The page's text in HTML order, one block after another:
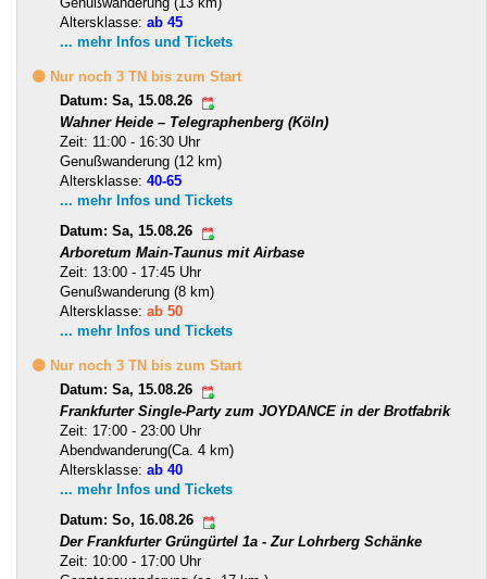
Altersklasse: ab 45
... mehr Infos und Tickets
🟡 Nur noch 3 TN bis zum Start
Datum: Sa, 15.08.26
Wahner Heide – Telegraphenberg (Köln)
Zeit: 11:00 - 16:30 Uhr
Genußwanderung (12 km)
Altersklasse: 40-65
... mehr Infos und Tickets
Datum: Sa, 15.08.26
Arboretum Main-Taunus mit Airbase
Zeit: 13:00 - 17:45 Uhr
Genußwanderung (8 km)
Altersklasse: ab 50
... mehr Infos und Tickets
🟡 Nur noch 3 TN bis zum Start
Datum: Sa, 15.08.26
Frankfurter Single-Party zum JOYDANCE in der Brotfabrik
Zeit: 17:00 - 23:00 Uhr
Abendwanderung(Ca. 4 km)
Altersklasse: ab 40
... mehr Infos und Tickets
Datum: So, 16.08.26
Der Frankfurter Grüngürtel 1a - Zur Lohrberg Schänke
Zeit: 10:00 - 17:00 Uhr